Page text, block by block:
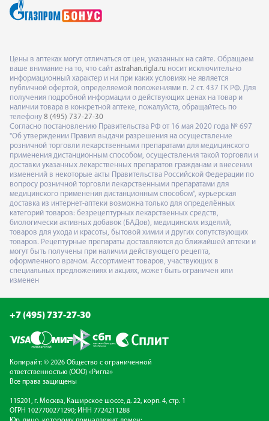
Цены в аптеках могут отличаться от цен, указанных на сайте. Обращаем
ваше внимание на то, что сайт astrahan.rigla.ru носит исключительно
информационный характер и ни при каких условиях не является
публичной офертой, определяемой положениями п. 2 ст. 437 ГК РФ. Для
получения подробной информации о действующих ценах на товар и
наличии товара в конкретной аптеке, пожалуйста, обращайтесь по
телефону 8 (495) 737-27-30
Согласно постановлению Правительства РФ от 16 мая 2020 года № 697
"Об утверждении Правил выдачи разрешения на осуществление
розничной торговли лекарственными препаратами для медицинского
применения дистанционным способом, осуществления такой торговли и
доставки указанных лекарственных препаратов гражданам и внесении
изменений в некоторые акты Правительства Российской Федерации по
вопросу розничной торговли лекарственными препаратами для
медицинского применения дистанционным способом", курьерская
доставка из интернет-аптеки возможна только для определённых
категорий товаров: безрецептурных лекарственных средств,
биологически активных добавок (БАДов), медицинских изделий,
товаров для ухода и красоты, бытовой химии и других сопутствующих
товаров. Рецептурные препараты доставляются до ближайшей аптеки и
могут быть получены при наличии действующего рецепта,
оформленного врачом. Ассортимент товаров, участвующих в
специальных предложениях и акциях, может быть ограничен или
изменен
+7 (495) 737-27-30
Копирайт: © 2026 Общество с ограниченной
ответственностью (ООО) «Ригла»
Все права защищены
115201, г. Москва, Каширское шоссе, д. 22, корп. 4, стр. 1
ОГРН 1027700271290; ИНН 7724211288